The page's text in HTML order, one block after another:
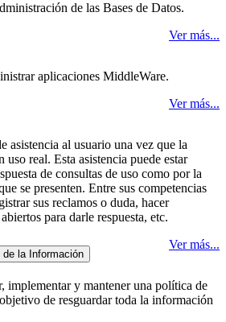
de las Bases de Datos.
Ver más...
aplicaciones MiddleWare.
Ver más...
asistencia al usuario una vez que la
uso real. Esta asistencia puede estar
de consultas de uso como por la
se presenten. Entre sus competencias
sus reclamos o duda, hacer
para darle respuesta, etc.
Ver más...
la Información
implementar y mantener una política de
de resguardar toda la información